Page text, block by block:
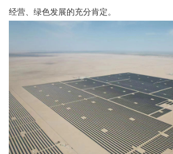
经营、绿色发展的充分肯定。